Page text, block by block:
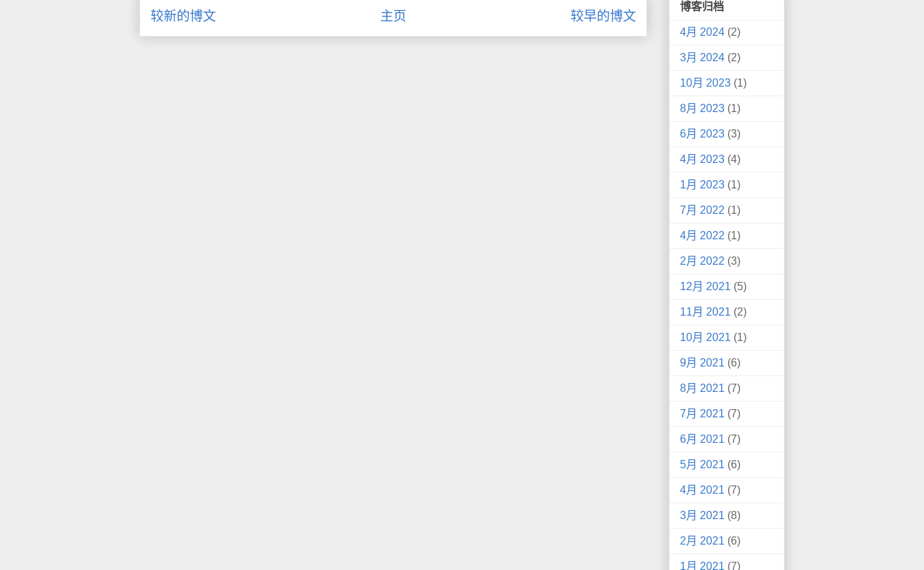
较新的博文 较早的博文
主页
博客归档
4月 2024 (2)
3月 2024 (2)
10月 2023 (1)
8月 2023 (1)
6月 2023 (3)
4月 2023 (4)
1月 2023 (1)
7月 2022 (1)
4月 2022 (1)
2月 2022 (3)
12月 2021 (5)
11月 2021 (2)
10月 2021 (1)
9月 2021 (6)
8月 2021 (7)
7月 2021 (7)
6月 2021 (7)
5月 2021 (6)
4月 2021 (7)
3月 2021 (8)
2月 2021 (6)
1月 2021 (7)